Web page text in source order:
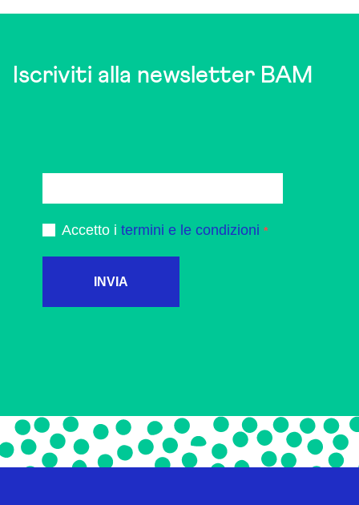
Iscriviti alla newsletter BAM
Accetto i termini e le condizioni
INVIA